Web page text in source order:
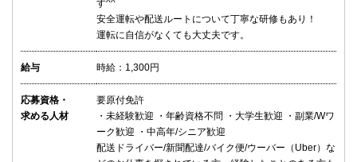
す^^
安全運転や配送ルートについて丁寧な研修もあり！
運転に自信がなくても大丈夫です。
給与 時給：1,300円
応募資格・
求める人材
要原付免許
・未経験歓迎 ・年齢資格不問 ・大学生歓迎 ・副業/Wワ
ーク歓迎 ・中高年/シニア歓迎
配送ドライバー/新聞配達/バイク便/ウーバー（Uber）な